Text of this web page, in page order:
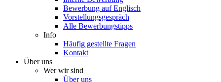
Bewerbung auf Englisch
Vorstellungsgespräch
Alle Bewerbungstipps
Info
Häufig gestellte Fragen
Kontakt
Über uns
Wer wir sind
Über uns